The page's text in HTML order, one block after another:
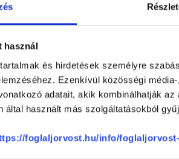
használ
és hirdetések személyre
Ezenkívül közösségi
adatait, akik kombinálhatják
által használt más szolgáltatásokból
foglaljorvost.hu/info/
Dr.
Ortopédus
Budapest,